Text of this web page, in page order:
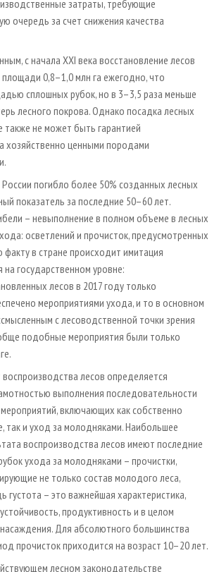
затраты, требующие
очередь за счет снижения качества
с начала XXI века восстановление лесов
0,8–1,0 млн га ежегодно, что
сплошных рубок, но в 3–3,5 раза меньше
лесного покрова. Однако посадка лесных
также не может быть гарантией
хозяйственно ценными породами
погибло более 50% созданных лесных
показатель за последние 50–60 лет.
– невыполнение в полном объеме в лесных
осветлений и прочисток, предусмотренных
факту в стране происходит имитация
на государственном уровне:
лесов в 2017 году только
мероприятиями ухода, и то в основном
с лесоводственной точки зрения
подобные мероприятия были только
лесов определяется
выполнения последовательности
включающих как собственно
так и уход за молодняками. Наибольшее
воспроизводства лесов имеют последние
ухода за молодняками – прочистки,
не только состав молодого леса,
густота – это важнейшая характеристика,
продуктивность и в целом
Для абсолютного большинства
прочисток приходится на возраст 10–20 лет.
лесном законодательстве